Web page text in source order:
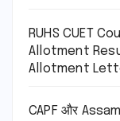
RUHS CUET
Allotment
Allotment
CAPF और